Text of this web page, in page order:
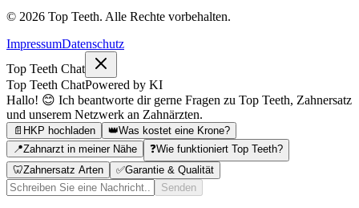
© 2026 Top Teeth. Alle Rechte vorbehalten.
ImpressumDatenschutz
Top Teeth Chat
Top Teeth ChatPowered by KI
Hallo! 😊 Ich beantworte dir gerne Fragen zu Top Teeth, Zahnersatz
und unserem Netzwerk an Zahnärzten.
📄 HKP hochladen 👑Was kostet eine Krone?
📍Zahnarzt in meiner Nähe ❓Wie funktioniert Top Teeth?
🦷Zahnersatz Arten ✅Garantie & Qualität
Senden